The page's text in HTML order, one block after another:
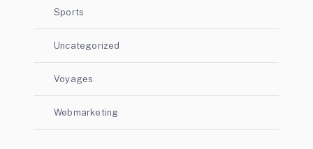
Sports
Uncategorized
Voyages
Webmarketing